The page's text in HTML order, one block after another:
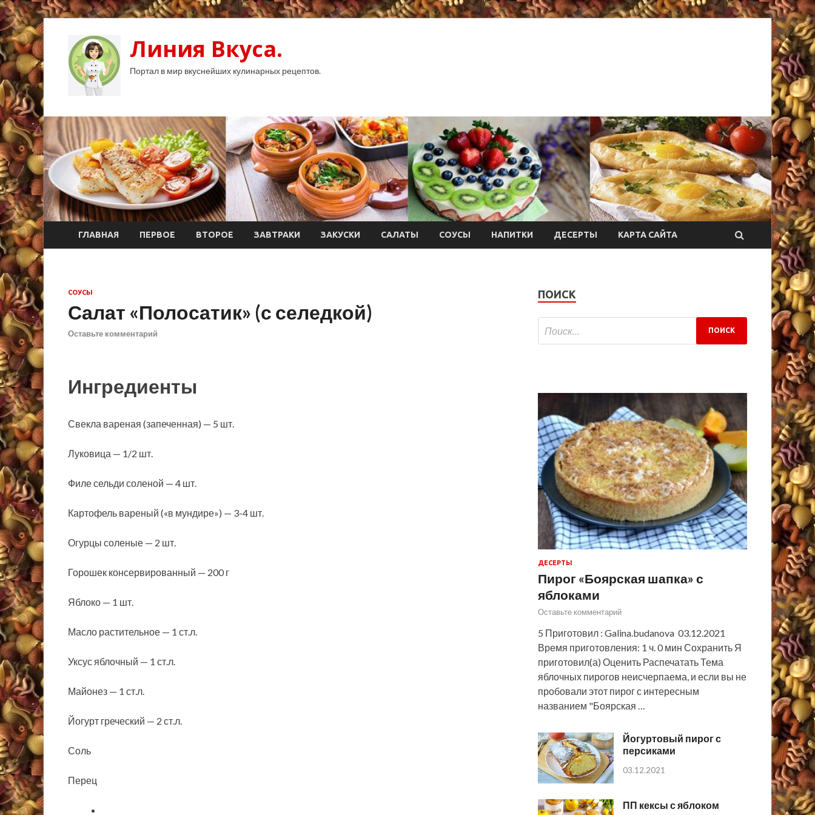
Линия Вкуса.
Портал в мир вкуснейших кулинарных рецептов.
ГЛАВНАЯ ПЕРВОЕ ВТОРОЕ ЗАВТРАКИ ЗАКУСКИ САЛАТЫ СОУСЫ НАПИТКИ ДЕСЕРТЫ КАРТА САЙТА
СОУСЫ
Салат «Полосатик» (с селедкой)
Оставьте комментарий
Ингредиенты
Свекла вареная (запеченная) — 5 шт.
Луковица — 1/2 шт.
Филе сельди соленой — 4 шт.
Картофель вареный («в мундире») — 3-4 шт.
Огурцы соленые — 2 шт.
Горошек консервированный — 200 г
Яблоко — 1 шт.
Масло растительное — 1 ст.л.
Уксус яблочный — 1 ст.л.
Майонез — 1 ст.л.
Йогурт греческий — 2 ст.л.
Соль
Перец
ПОИСК
ДЕСЕРТЫ
Пирог «Боярская шапка» с
яблоками
Оставьте комментарий
5 Приготовил : Galina.budanova 03.12.2021
Время приготовления: 1 ч. 0 мин Сохранить Я
приготовил(а) Оценить Распечатать Тема
яблочных пирогов неисчерпаема, и если вы не
пробовали этот пирог с интересным
названием "Боярская …
Йогуртовый пирог с
персиками
03.12.2021
ПП кексы с яблоком